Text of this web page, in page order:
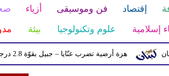
إقتصاد فن وموسيقى أزياء
إسلامية علوم وتكنولوجيا بيئة
هزة أرضية تضرب عنّايا – جبيل بقوّة 2.8 درجات على مقياس ريختر